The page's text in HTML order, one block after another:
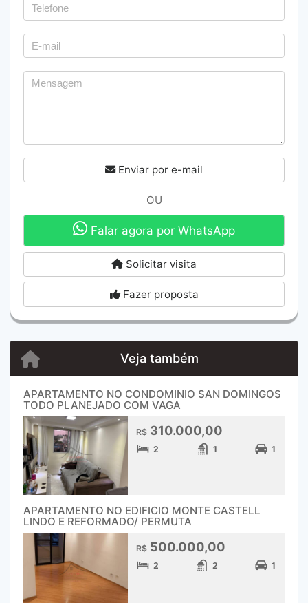
Enviar por e-mail
OU
Falar agora por WhatsApp
Solicitar visita
Fazer proposta
Veja também
APARTAMENTO NO CONDOMINIO SAN DOMINGOS
TODO PLANEJADO COM VAGA
R$ 310.000,00
2 1 1
APARTAMENTO NO EDIFICIO MONTE CASTELL
LINDO E REFORMADO/ PERMUTA
R$ 500.000,00
2 2 1